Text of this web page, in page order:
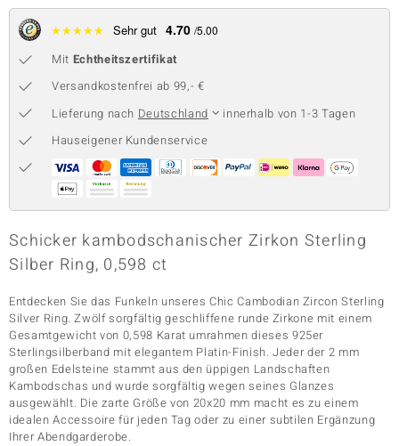
Collection
Classics
★★★★★ Sehr gut 4.70 /5.00
Mit Echtheitszertifikat
Versandkostenfrei ab 99,- €
Lieferung nach Deutschland
innerhalb von 1-3 Tagen
Hauseigener Kundenservice
Schicker kambodschanischer Zirkon Sterling
Silber Ring, 0,598 ct
Entdecken Sie das Funkeln unseres Chic Cambodian Zircon Sterling
Silver Ring. Zwölf sorgfältig geschliffene runde Zirkone mit einem
Gesamtgewicht von 0,598 Karat umrahmen dieses 925er
Sterlingsilberband mit elegantem Platin-Finish. Jeder der 2 mm
großen Edelsteine stammt aus den üppigen Landschaften
Kambodschas und wurde sorgfältig wegen seines Glanzes
ausgewählt. Die zarte Größe von 20x20 mm macht es zu einem
idealen Accessoire für jeden Tag oder zu einer subtilen Ergänzung
Ihrer Abendgarderobe.